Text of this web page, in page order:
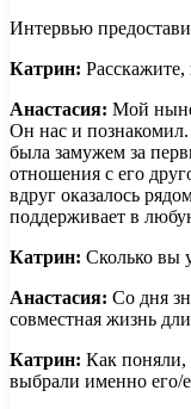
Интервью
Катрин: Расскажите,
Анастасия: Мой
Он нас и
была замужем за
отношения с его
вдруг оказалось
поддерживает в
Катрин: Сколько вы
Анастасия: Со дня
совместная жизнь
Катрин: Как поняли,
выбрали именно его/